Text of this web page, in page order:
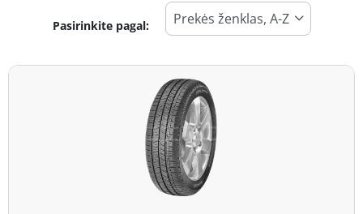
Padangos tipas
Visi tipai (71)
Visi sezonai (15)
Pasirinkite pagal: